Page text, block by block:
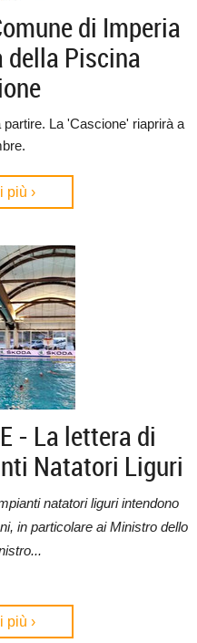
di Imperia
della Piscina
La 'Cascione' riaprirà a
più ›
- La lettera di
Natatori Liguri
natatori liguri intendono
in particolare ai Ministro dello
più ›